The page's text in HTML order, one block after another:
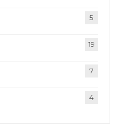
5
19
7
4